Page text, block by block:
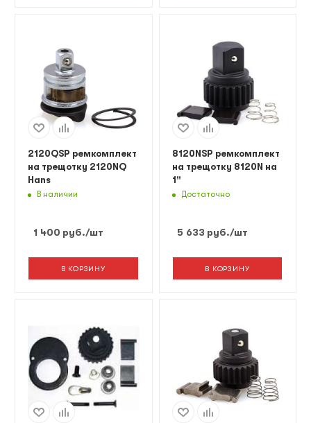
2120QSP ремкомплект
на трещотку 2120NQ
Hans
В наличии
1 400 руб./шт
В КОРЗИНУ
8120NSP ремкомплект
на трещотку 8120N на
1"
Достаточно
5 633 руб./шт
В КОРЗИНУ